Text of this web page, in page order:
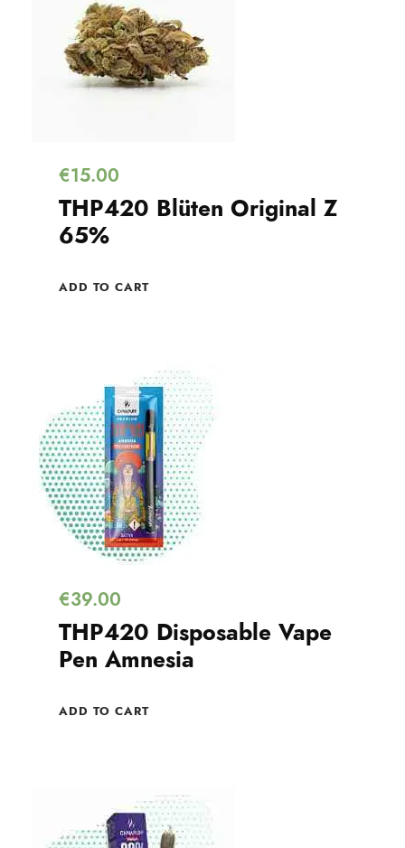
€15.00
THP420 Blüten Original Z
65%
ADD TO CART
€39.00
THP420 Disposable Vape
Pen Amnesia
ADD TO CART